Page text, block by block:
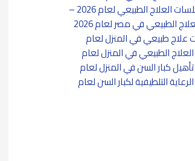
تكلفة جلسات العلاج الطبيعي لعام 2026 –
مراكز العلاج الطبيعي في مصر لعام 2026
علاج طبيعي في المنزل لعام
العلاج الطبيعي في المنزل لعام
تأهيل كبار السن في المنزل لعام
الرعاية التلطيفية لكبار السن لعام